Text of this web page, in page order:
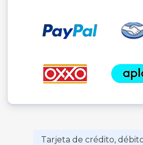
Tarjeta de crédito,